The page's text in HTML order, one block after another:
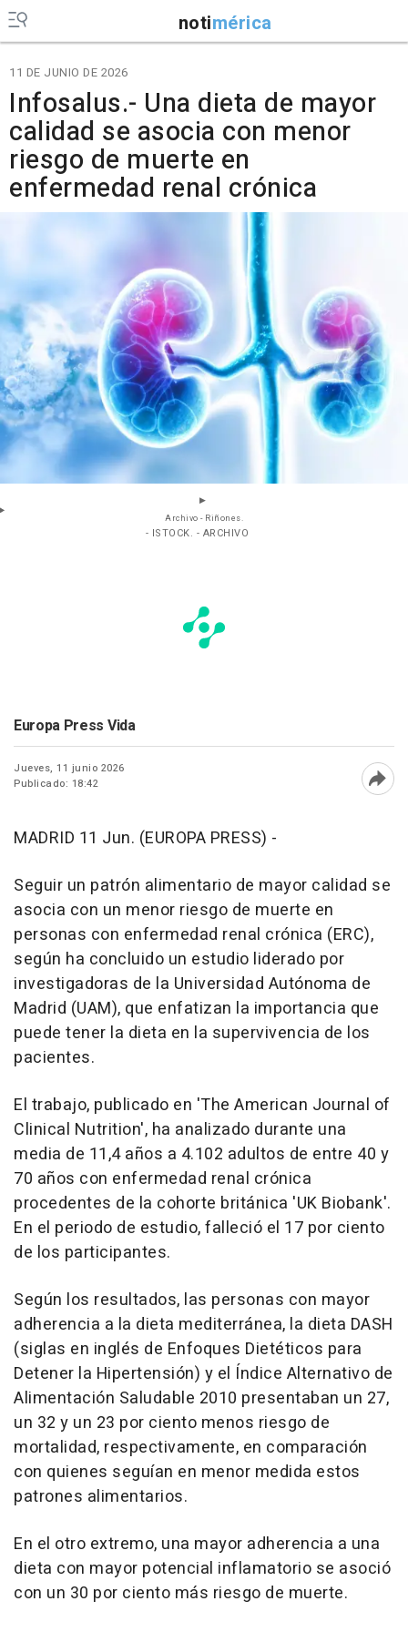
notimérica
11 DE JUNIO DE 2026
Infosalus.- Una dieta de mayor
calidad se asocia con menor
riesgo de muerte en
enfermedad renal crónica
Archivo - Riñones.
- ISTOCK. - ARCHIVO
Europa Press Vida
Jueves, 11 junio 2026
Publicado: 18:42
MADRID 11 Jun. (EUROPA PRESS) -
Seguir un patrón alimentario de mayor calidad se
asocia con un menor riesgo de muerte en
personas con enfermedad renal crónica (ERC),
según ha concluido un estudio liderado por
investigadoras de la Universidad Autónoma de
Madrid (UAM), que enfatizan la importancia que
puede tener la dieta en la supervivencia de los
pacientes.
El trabajo, publicado en 'The American Journal of
Clinical Nutrition', ha analizado durante una
media de 11,4 años a 4.102 adultos de entre 40 y
70 años con enfermedad renal crónica
procedentes de la cohorte británica 'UK Biobank'.
En el periodo de estudio, falleció el 17 por ciento
de los participantes.
Según los resultados, las personas con mayor
adherencia a la dieta mediterránea, la dieta DASH
(siglas en inglés de Enfoques Dietéticos para
Detener la Hipertensión) y el Índice Alternativo de
Alimentación Saludable 2010 presentaban un 27,
un 32 y un 23 por ciento menos riesgo de
mortalidad, respectivamente, en comparación
con quienes seguían en menor medida estos
patrones alimentarios.
En el otro extremo, una mayor adherencia a una
dieta con mayor potencial inflamatorio se asoció
con un 30 por ciento más riesgo de muerte.